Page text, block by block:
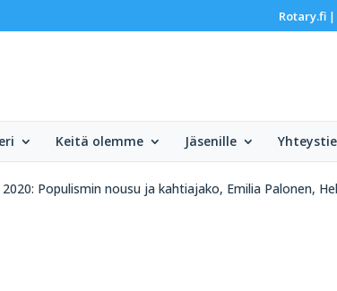
Rotary.fi|
Keitä olemme Jäsenille
Populismin nousu ja kahtiajako, Emilia Palonen,